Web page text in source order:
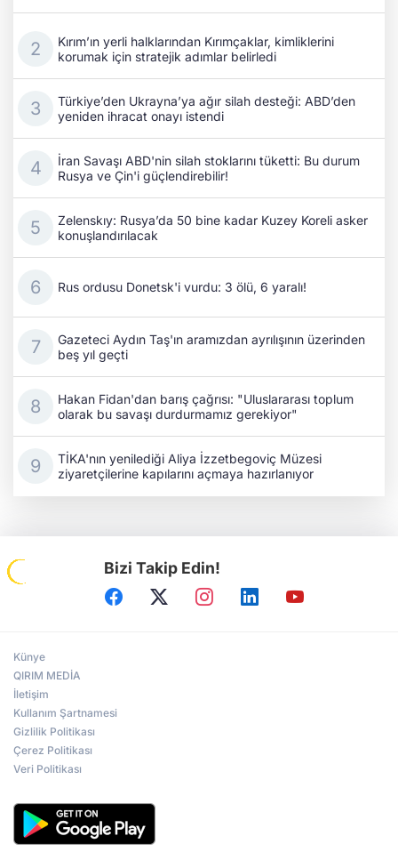
Kırım’ın yerli halklarından Kırımçaklar, kimliklerini
korumak için stratejik adımlar belirledi
Türkiye’den Ukrayna’ya ağır silah desteği: ABD’den
yeniden ihracat onayı istendi
İran Savaşı ABD'nin silah stoklarını tüketti: Bu durum
Rusya ve Çin'i güçlendirebilir!
Zelenskıy: Rusya’da 50 bine kadar Kuzey Koreli asker
konuşlandırılacak
Rus ordusu Donetsk'i vurdu: 3 ölü, 6 yaralı!
Gazeteci Aydın Taş'ın aramızdan ayrılışının üzerinden
beş yıl geçti
Hakan Fidan'dan barış çağrısı: "Uluslararası toplum
olarak bu savaşı durdurmamız gerekiyor"
TİKA'nın yenilediği Aliya İzzetbegoviç Müzesi
ziyaretçilerine kapılarını açmaya hazırlanıyor
Bizi Takip Edin!
Künye
QIRIM MEDİA
İletişim
Kullanım Şartnamesi
Gizlilik Politikası
Çerez Politikası
Veri Politikası